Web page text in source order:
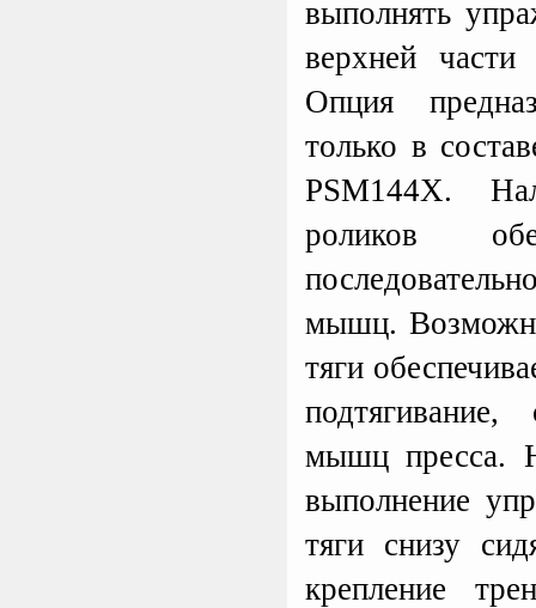
выполнять
верхней
Опция
только в
PSM144X.
роликов
мышц.
тяги
мышц пресса.
выполнение
тяги снизу
крепление